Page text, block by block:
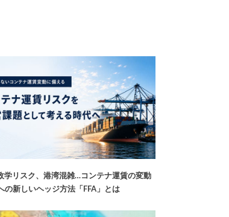
学リスク、港湾混雑…コンテナ運賃の変動
の新しいヘッジ方法「FFA」とは